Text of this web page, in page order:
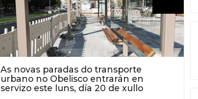
As novas paradas do transporte
urbano no Obelisco entrarán en
servizo este luns, día 20 de xullo